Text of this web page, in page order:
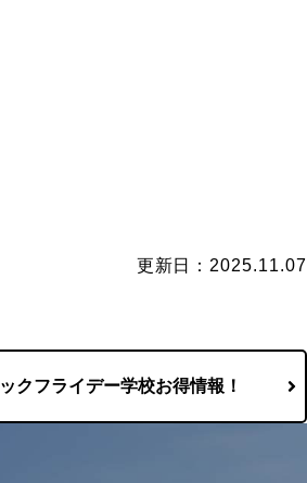
更新日：2025.11.07
クフライデー学校お得情報！